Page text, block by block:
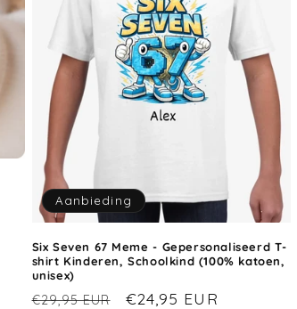
Aanbieding
Six Seven 67 Meme - Gepersonaliseerd T-
shirt Kinderen, Schoolkind (100% katoen,
unisex)
Normale
€29,95 EUR Aanbiedingsprijs
€24,95 EUR